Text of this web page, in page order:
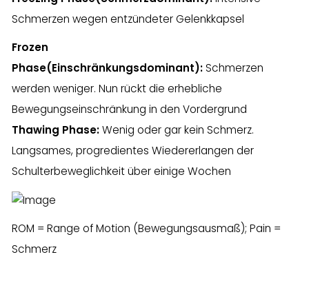
Schmerzen wegen entzündeter Gelenkkapsel
Frozen
Phase(Einschränkungsdominant): Schmerzen
werden weniger. Nun rückt die erhebliche
Bewegungseinschränkung in den Vordergrund
Thawing Phase: Wenig oder gar kein Schmerz.
Langsames, progredientes Wiedererlangen der
Schulterbeweglichkeit über einige Wochen
ROM = Range of Motion (Bewegungsausmaß); Pain =
Schmerz